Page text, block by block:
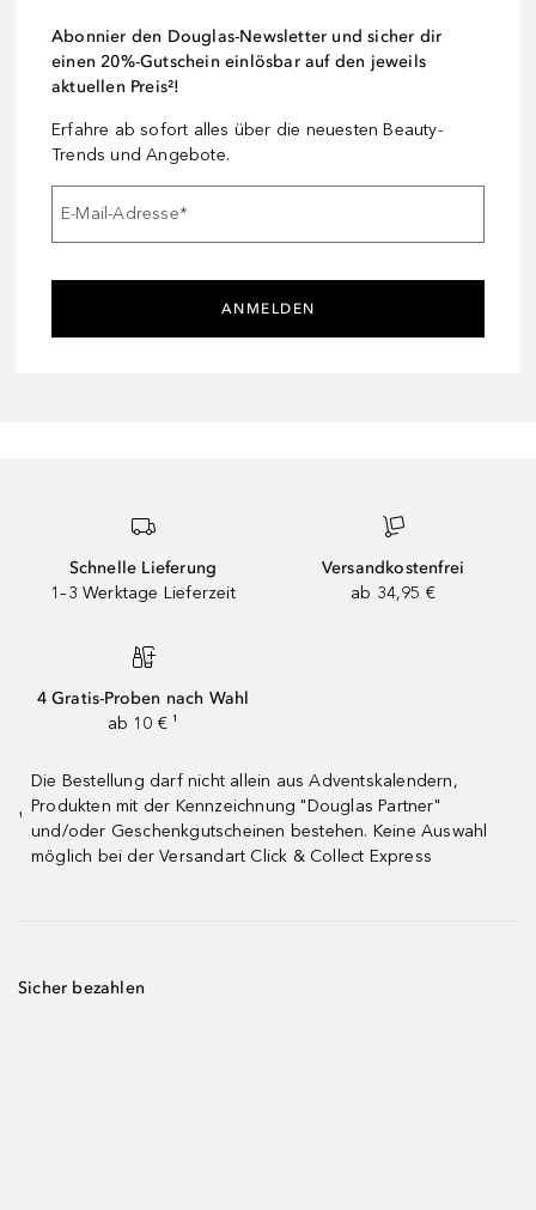
Abonnier den Douglas-Newsletter und sicher dir
einen 20%-Gutschein einlösbar auf den jeweils
aktuellen Preis²!
Erfahre ab sofort alles über die neuesten Beauty-
Trends und Angebote.
E-Mail-Adresse*
ANMELDEN
Schnelle Lieferung
1–3 Werktage Lieferzeit
Versandkostenfrei
ab 34,95 €
4 Gratis-Proben nach Wahl
ab 10 € ¹
¹
Die Bestellung darf nicht allein aus Adventskalendern,
Produkten mit der Kennzeichnung "Douglas Partner"
und/oder Geschenkgutscheinen bestehen. Keine Auswahl
möglich bei der Versandart Click & Collect Express
Sicher bezahlen